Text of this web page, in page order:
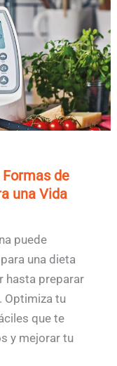
Formas de
una Vida
puede
una dieta
hasta preparar
Optimiza tu
que te
y mejorar tu